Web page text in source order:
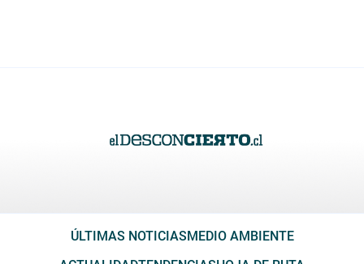
ÚLTIMAS NOTICIAS MEDIO AMBIENTE